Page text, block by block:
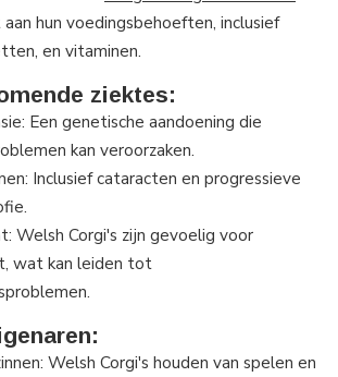
hun voedingsbehoeften, inclusief
en vitaminen.
ziektes:
Een genetische aandoening die
kan veroorzaken.
Inclusief cataracten en progressieve
Welsh Corgi's zijn gevoelig voor
wat kan leiden tot
Welsh Corgi's houden van spelen en